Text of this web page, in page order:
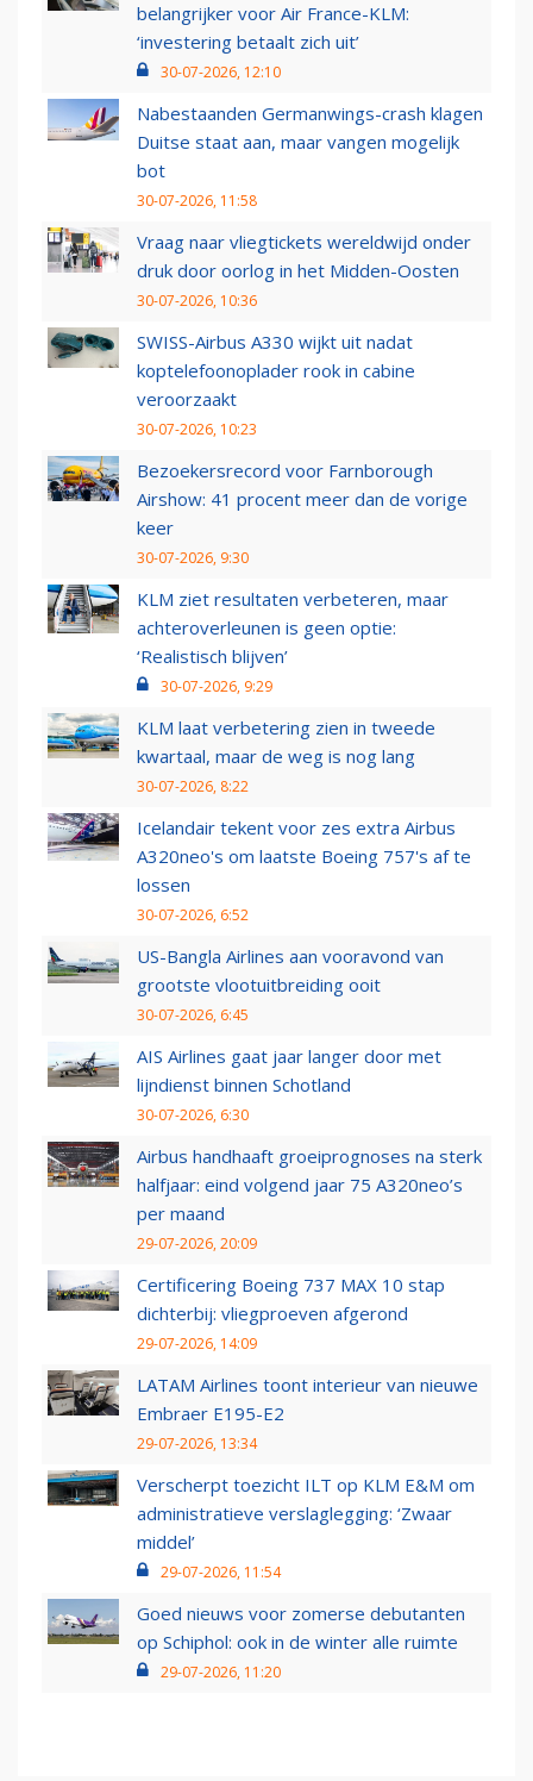
belangrijker voor Air France-KLM:
‘investering betaalt zich uit’
30-07-2026, 12:10
Nabestaanden Germanwings-crash klagen
Duitse staat aan, maar vangen mogelijk
bot
30-07-2026, 11:58
Vraag naar vliegtickets wereldwijd onder
druk door oorlog in het Midden-Oosten
30-07-2026, 10:36
SWISS-Airbus A330 wijkt uit nadat
koptelefoonoplader rook in cabine
veroorzaakt
30-07-2026, 10:23
Bezoekersrecord voor Farnborough
Airshow: 41 procent meer dan de vorige
keer
30-07-2026, 9:30
KLM ziet resultaten verbeteren, maar
achteroverleunen is geen optie:
‘Realistisch blijven’
30-07-2026, 9:29
KLM laat verbetering zien in tweede
kwartaal, maar de weg is nog lang
30-07-2026, 8:22
Icelandair tekent voor zes extra Airbus
A320neo's om laatste Boeing 757's af te
lossen
30-07-2026, 6:52
US-Bangla Airlines aan vooravond van
grootste vlootuitbreiding ooit
30-07-2026, 6:45
AIS Airlines gaat jaar langer door met
lijndienst binnen Schotland
30-07-2026, 6:30
Airbus handhaaft groeiprognoses na sterk
halfjaar: eind volgend jaar 75 A320neo’s
per maand
29-07-2026, 20:09
Certificering Boeing 737 MAX 10 stap
dichterbij: vliegproeven afgerond
29-07-2026, 14:09
LATAM Airlines toont interieur van nieuwe
Embraer E195-E2
29-07-2026, 13:34
Verscherpt toezicht ILT op KLM E&M om
administratieve verslaglegging: ‘Zwaar
middel’
29-07-2026, 11:54
Goed nieuws voor zomerse debutanten
op Schiphol: ook in de winter alle ruimte
29-07-2026, 11:20